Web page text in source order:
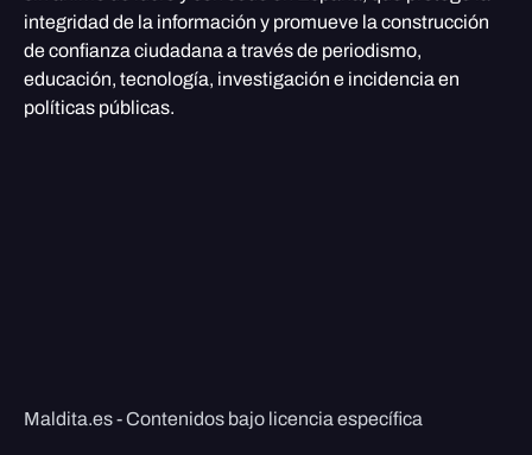
integridad de la información y promueve la construcción
de confianza ciudadana a través de periodismo,
educación, tecnología, investigación e incidencia en
políticas públicas.
Maldita.es - Contenidos bajo licencia específica